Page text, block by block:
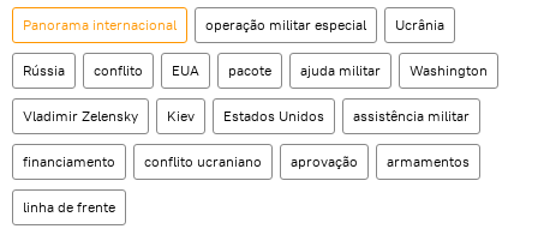
Panorama internacional operação militar especial Ucrânia
Rússia conflito EUA pacote ajuda militar Washington
Vladimir Zelensky Kiev Estados Unidos assistência militar
financiamento conflito ucraniano aprovação armamentos
linha de frente